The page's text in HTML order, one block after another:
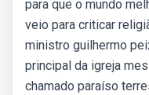
para que o mundo
veio para criticar
ministro guilhermo
principal da igreja
chamado paraíso